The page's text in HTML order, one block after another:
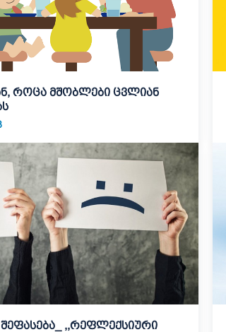
როცა მშობლები ცვლიან
,,რეფლექსიური